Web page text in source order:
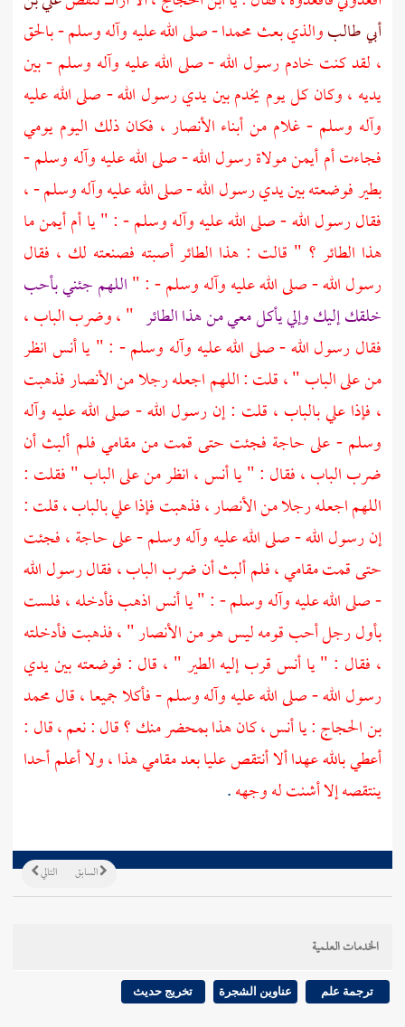
أبي طالبوالذي بعثمحمدا- صلى الله عليه وآله وسلم - بالحق
، لقد كنت خادم رسول الله - صلى الله عليه وآله وسلم - بين
يديه ، وكان كل يوم يخدم بين يدي رسول الله - صلى الله عليه
وآله وسلم - غلام من أبناء الأنصار ، فكان ذلك اليوم يومي
فجاءتأم أيمنمولاة رسول الله - صلى الله عليه وآله وسلم -
بطير فوضعته بين يدي رسول الله - صلى الله عليه وآله وسلم - ،
فقال رسول الله - صلى الله عليه وآله وسلم - : " ياأم أيمنما
هذا الطائر ؟ " قالت : هذا الطائر أصبته فصنعته لك ، فقال
رسول الله - صلى الله عليه وآله وسلم - : "اللهم جئني بأحب
خلقك إليك وإلي يأكل معي من هذا الطائر " ، وضرب الباب ،
فقال رسول الله - صلى الله عليه وآله وسلم - : " ياأنسانظر
من على الباب " ، قلت : اللهم اجعله رجلا منالأنصارفذهبت
، فإذا علي بالباب ، قلت : إن رسول الله - صلى الله عليه وآله
وسلم - على حاجة فجئت حتى قمت من مقامي فلم ألبث أن
ضرب الباب ، فقال : " ياأنس، انظر من على الباب " فقلت :
اللهم اجعله رجلا منالأنصار، فذهبت فإذاعليبالباب ، قلت :
إن رسول الله - صلى الله عليه وآله وسلم - على حاجة ، فجئت
حتى قمت مقامي ، فلم ألبث أن ضرب الباب ، فقال رسول الله
- صلى الله عليه وآله وسلم - : " ياأنساذهب فأدخله ، فلست
بأول رجل أحب قومه ليس هو منالأنصار" ، فذهبت فأدخلته
، فقال : " ياأنسقرب إليه الطير " ، قال : فوضعته بين يدي
رسول الله - صلى الله عليه وآله وسلم - فأكلا جميعا ، قالمحمد
بن الحجاج: ياأنس، كان هذا بمحضر منك ؟ قال : نعم ، قال :
أعطي بالله عهدا ألا أنتقصعليابعد مقامي هذا ، ولا أعلم أحدا
ينتقصه إلا أشنت له وجهه.
التالي السابق
الخدمات العلمية
ترجمة علم عناوين الشجرة تخريج حديث